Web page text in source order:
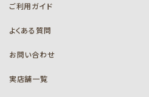
ご利用ガイド
よくある質問
お問い合わせ
実店舗一覧